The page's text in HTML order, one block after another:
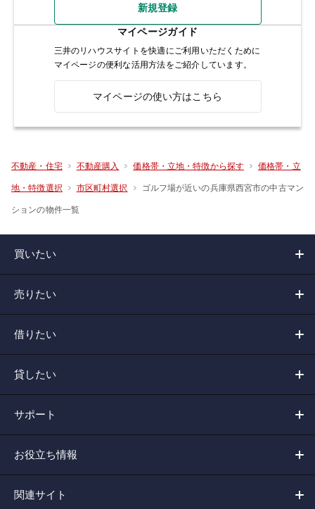
新規登録
マイページガイド
三井のリハウスサイトを快適にご利用いただくために
マイページの便利な活用方法をご紹介しています。
マイページの使い方はこちら
不動産・住宅 不動産購入 価格帯・立地・特徴から探す 価格帯・立
地・特徴選択 市区町村選択 ゴルフ場が近いの兵庫県西宮市の中古マン
ションの物件一覧
買いたい
売りたい
借りたい
貸したい
サポート
お役立ち情報
関連サイト